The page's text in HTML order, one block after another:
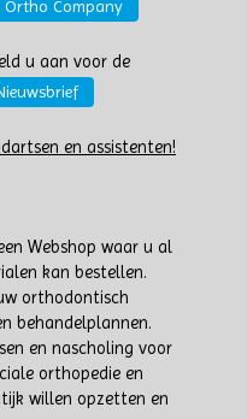
Company
u aan voor de
en assistenten!
Webshop waar u al
kan bestellen.
orthodontisch
behandelplannen.
en nascholing voor
orthopedie en
willen opzetten en